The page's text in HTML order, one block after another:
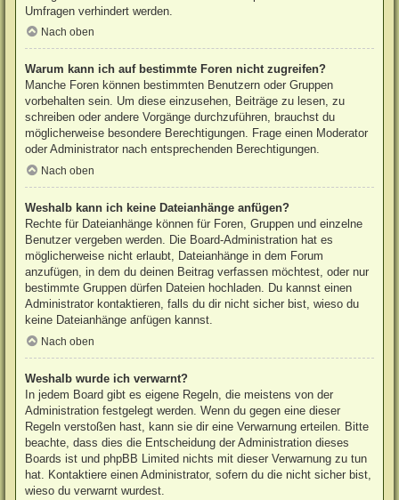
Umfragen verhindert werden.
Nach oben
Warum kann ich auf bestimmte Foren nicht zugreifen?
Manche Foren können bestimmten Benutzern oder Gruppen
vorbehalten sein. Um diese einzusehen, Beiträge zu lesen, zu
schreiben oder andere Vorgänge durchzuführen, brauchst du
möglicherweise besondere Berechtigungen. Frage einen Moderator
oder Administrator nach entsprechenden Berechtigungen.
Nach oben
Weshalb kann ich keine Dateianhänge anfügen?
Rechte für Dateianhänge können für Foren, Gruppen und einzelne
Benutzer vergeben werden. Die Board-Administration hat es
möglicherweise nicht erlaubt, Dateianhänge in dem Forum
anzufügen, in dem du deinen Beitrag verfassen möchtest, oder nur
bestimmte Gruppen dürfen Dateien hochladen. Du kannst einen
Administrator kontaktieren, falls du dir nicht sicher bist, wieso du
keine Dateianhänge anfügen kannst.
Nach oben
Weshalb wurde ich verwarnt?
In jedem Board gibt es eigene Regeln, die meistens von der
Administration festgelegt werden. Wenn du gegen eine dieser
Regeln verstoßen hast, kann sie dir eine Verwarnung erteilen. Bitte
beachte, dass dies die Entscheidung der Administration dieses
Boards ist und phpBB Limited nichts mit dieser Verwarnung zu tun
hat. Kontaktiere einen Administrator, sofern du die nicht sicher bist,
wieso du verwarnt wurdest.